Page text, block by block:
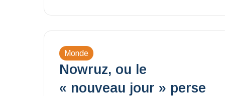
Monde
Nowruz, ou le
« nouveau jour » perse